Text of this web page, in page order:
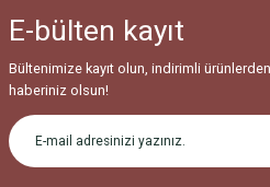
E-bülten kayıt
Bültenimize kayıt olun, indirimli
haberiniz olsun!